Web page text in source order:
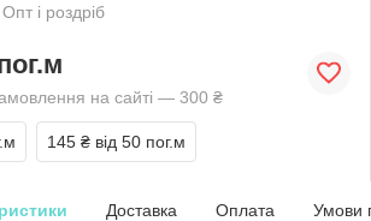
Опт і роздріб
на сайті — 300 ₴
145 ₴ від 50 пог.м
Доставка Оплата Умови